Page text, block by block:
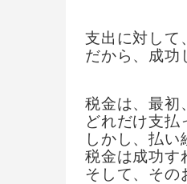
支出に対して
だから、成功
税金は、最初
どれだけ支
しかし、払
税金は成功す
そして、その